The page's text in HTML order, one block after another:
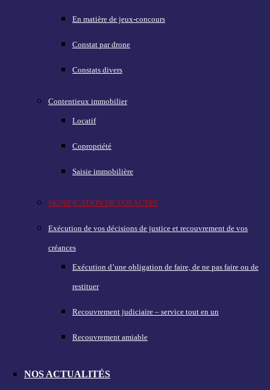
En matière de jeux-concours
Constat par drone
Constats divers
Contentieux immobilier
Locatif
Copropriété
Saisie immobilière
SIGNIFICATION DE VOS ACTES
Exécution de vos décisions de justice et recouvrement de vos
créances
Exécution d’une obligation de faire, de ne pas faire ou de
restituer
Recouvrement judiciaire – service tout en un
Recouvrement amiable
NOS ACTUALITÉS